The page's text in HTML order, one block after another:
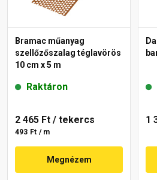
Bramac műanyag
szellőzőszalag téglavörös
10 cm x 5 m
Raktáron
2 465 Ft / tekercs
493 Ft / m
Megnézem
1